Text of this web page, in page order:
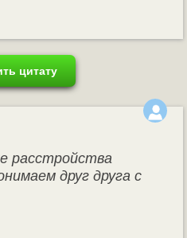
цитату
расстройства
друг друга с